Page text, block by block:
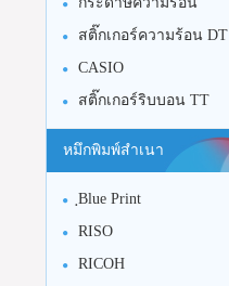
สติ๊กเกอร์ความร้อน DT
CASIO
สติ๊กเกอร์ริบบอน TT
หมึกพิมพ์สำเนา
ฺBlue Print
RISO
RICOH